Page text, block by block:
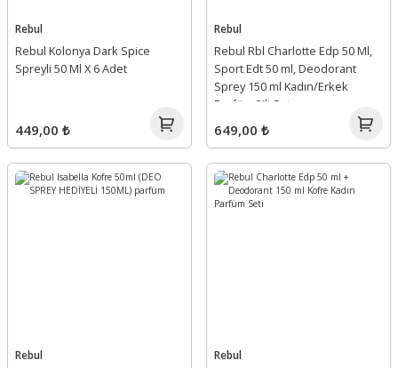
Rebul
Rebul Kolonya Dark Spice
Spreyli 50 Ml X 6 Adet
449,00 ₺
Rebul
Rebul Rbl Charlotte Edp 50 Ml,
Sport Edt 50 ml, Deodorant
Sprey 150 ml Kadın/Erkek
Parfüm 2'li Set
649,00 ₺
Rebul Rebul